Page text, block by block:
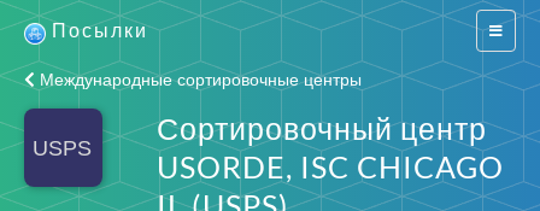
Switch
Посылки
Международные сортировочные центры
Сортировочный центр
USORDE, ISC CHICAGO